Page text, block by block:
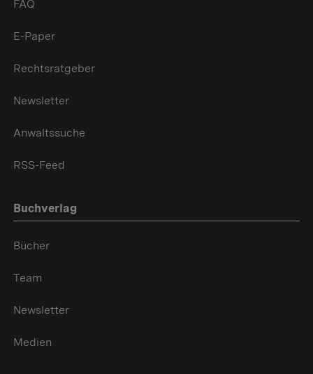
FAQ
E-Paper
Rechtsratgeber
Newsletter
Anwaltssuche
RSS-Feed
Buchverlag
Bücher
Team
Newsletter
Medien